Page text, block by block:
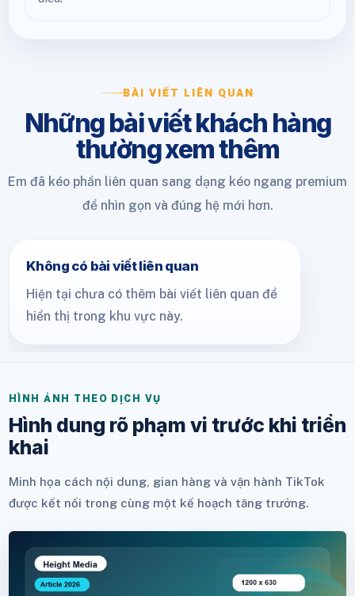
BÀI VIẾT LIÊN QUAN
Những bài viết khách hàng
thường xem thêm
Em đã kéo phần liên quan sang dạng kéo ngang premium
để nhìn gọn và đúng hệ mới hơn.
Không có bài viết liên quan
Hiện tại chưa có thêm bài viết liên quan để
hiển thị trong khu vực này.
HÌNH ẢNH THEO DỊCH VỤ
Hình dung rõ phạm vi trước khi triển
khai
Minh họa cách nội dung, gian hàng và vận hành TikTok
được kết nối trong cùng một kế hoạch tăng trưởng.